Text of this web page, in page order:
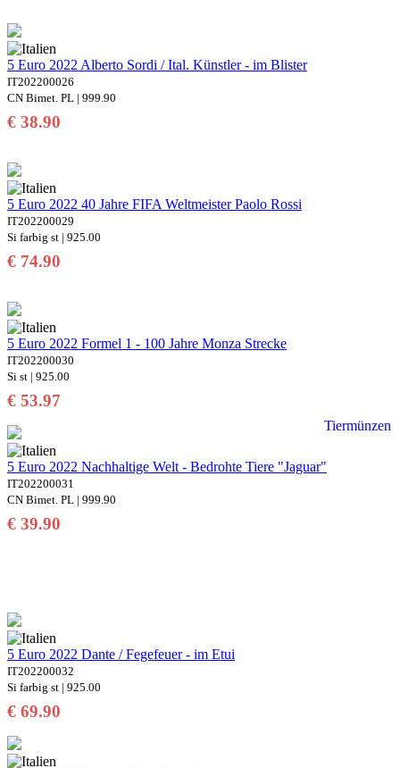
5 Euro 2022 Alberto Sordi / Ital. Künstler - im Blister
IT202200026
CN Bimet. PL | 999.90
€ 38.90
5 Euro 2022 40 Jahre FIFA Weltmeister Paolo Rossi
IT202200029
Si farbig st | 925.00
€ 74.90
5 Euro 2022 Formel 1 - 100 Jahre Monza Strecke
IT202200030
Si st | 925.00
€ 53.97
Tiermünzen
5 Euro 2022 Nachhaltige Welt - Bedrohte Tiere "Jaguar"
IT202200031
CN Bimet. PL | 999.90
€ 39.90
5 Euro 2022 Dante / Fegefeuer - im Etui
IT202200032
Si farbig st | 925.00
€ 69.90